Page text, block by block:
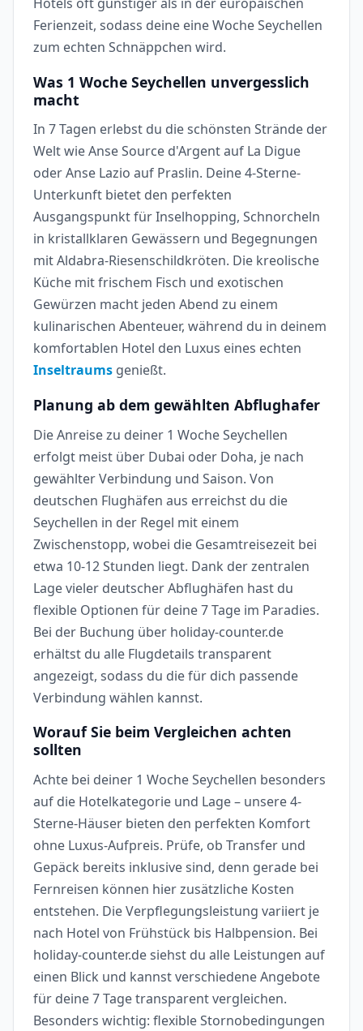
Ferienzeit, sodass deine eine Woche Seychellen
zum echten Schnäppchen wird.
Was 1 Woche Seychellen unvergesslich
macht
In 7 Tagen erlebst du die schönsten Strände der
Welt wie Anse Source d'Argent auf La Digue
oder Anse Lazio auf Praslin. Deine 4-Sterne-
Unterkunft bietet den perfekten
Ausgangspunkt für Inselhopping, Schnorcheln
in kristallklaren Gewässern und Begegnungen
mit Aldabra-Riesenschildkröten. Die kreolische
Küche mit frischem Fisch und exotischen
Gewürzen macht jeden Abend zu einem
kulinarischen Abenteuer, während du in deinem
komfortablen Hotel den Luxus eines echten
Inseltraums genießt.
Planung ab dem gewählten Abflughafer
Die Anreise zu deiner 1 Woche Seychellen
erfolgt meist über Dubai oder Doha, je nach
gewählter Verbindung und Saison. Von
deutschen Flughäfen aus erreichst du die
Seychellen in der Regel mit einem
Zwischenstopp, wobei die Gesamtreisezeit bei
etwa 10-12 Stunden liegt. Dank der zentralen
Lage vieler deutscher Abflughäfen hast du
flexible Optionen für deine 7 Tage im Paradies.
Bei der Buchung über holiday-counter.de
erhältst du alle Flugdetails transparent
angezeigt, sodass du die für dich passende
Verbindung wählen kannst.
Worauf Sie beim Vergleichen achten
sollten
Achte bei deiner 1 Woche Seychellen besonders
auf die Hotelkategorie und Lage – unsere 4-
Sterne-Häuser bieten den perfekten Komfort
ohne Luxus-Aufpreis. Prüfe, ob Transfer und
Gepäck bereits inklusive sind, denn gerade bei
Fernreisen können hier zusätzliche Kosten
entstehen. Die Verpflegungsleistung variiert je
nach Hotel von Frühstück bis Halbpension. Bei
holiday-counter.de siehst du alle Leistungen auf
einen Blick und kannst verschiedene Angebote
für deine 7 Tage transparent vergleichen.
Besonders wichtig: flexible Stornobedingungen